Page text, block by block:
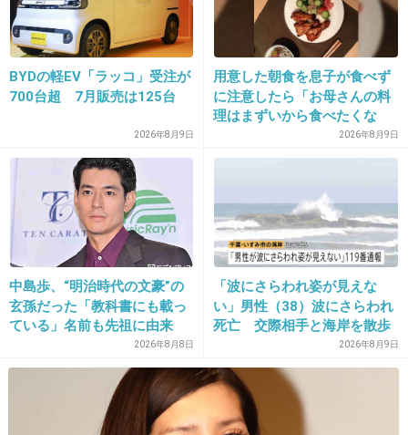
30. 匿名2013/12/31(火) 10:34:05
迷ったら両方買ってる
+8 -1
2013/12/31(火) 10:34:56
たけのこの里、食べすぎたら飽きない？
+25 -9
32. 匿名2013/12/31(火) 10:35:30
+63
BYDの軽EV「ラッコ」受注が
700台超 7月販売は125台
2026年8月9日
用意した朝食を息子が食べず
に注意したら「お母さんの料
理はまずいから食べたくな
い」と…「まずいなら食べな
くていい。今後は自分で食事
す」と言った話が議論に
2026年8月9日
中島歩、“明治時代の文豪”の
玄孫だった「教科書にも載っ
ている」名前も先祖に由来
2026年8月8日
「波にさらわれ姿が見えな
い」男性（38）波にさらわれ
死亡 交際相手と海岸を散歩
中 当時は波浪注意報 千葉・
いすみ市
2026年8月9日